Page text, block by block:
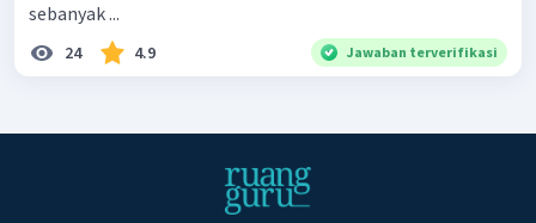
sebanyak ...
24 4.9 Jawaban terverifikasi